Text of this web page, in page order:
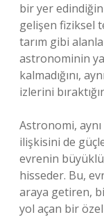
bir yer
gelişen fiziksel
tarım gibi
astronominin
kalmadığını,
izlerini
Astronomi,
ilişkisini de
evrenin
hisseder. Bu,
araya getiren,
yol açan bir